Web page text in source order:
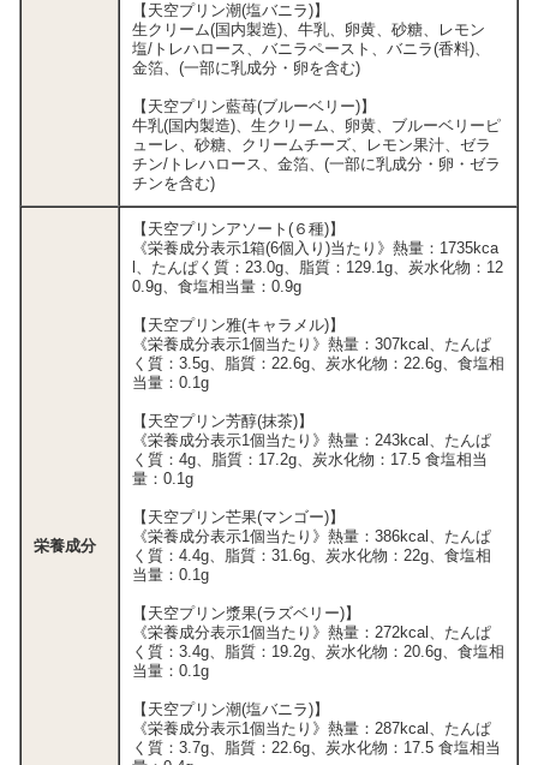
【天空プリン潮(塩バニラ)】
生クリーム(国内製造)、牛乳、卵黄、砂糖、レモン
塩/トレハロース、バニラペースト、バニラ(香料)、
金箔、(一部に乳成分・卵を含む)
【天空プリン藍苺(ブルーベリー)】
牛乳(国内製造)、生クリーム、卵黄、ブルーベリーピ
ューレ、砂糖、クリームチーズ、レモン果汁、ゼラ
チン/トレハロース、金箔、(一部に乳成分・卵・ゼラ
チンを含む)
栄養成分
【天空プリンアソート(６種)】
《栄養成分表示1箱(6個入り)当たり》熱量：1735kca
l、たんぱく質：23.0g、脂質：129.1g、炭水化物：12
0.9g、食塩相当量：0.9g
【天空プリン雅(キャラメル)】
《栄養成分表示1個当たり》熱量：307kcal、たんぱ
く質：3.5g、脂質：22.6g、炭水化物：22.6g、食塩相
当量：0.1g
【天空プリン芳醇(抹茶)】
《栄養成分表示1個当たり》熱量：243kcal、たんぱ
く質：4g、脂質：17.2g、炭水化物：17.5 食塩相当
量：0.1g
【天空プリン芒果(マンゴー)】
《栄養成分表示1個当たり》熱量：386kcal、たんぱ
く質：4.4g、脂質：31.6g、炭水化物：22g、食塩相
当量：0.1g
【天空プリン漿果(ラズベリー)】
《栄養成分表示1個当たり》熱量：272kcal、たんぱ
く質：3.4g、脂質：19.2g、炭水化物：20.6g、食塩相
当量：0.1g
【天空プリン潮(塩バニラ)】
《栄養成分表示1個当たり》熱量：287kcal、たんぱ
く質：3.7g、脂質：22.6g、炭水化物：17.5 食塩相当